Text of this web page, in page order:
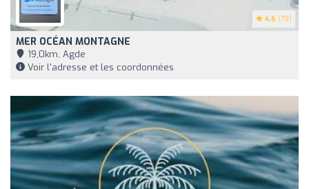
4.6 (79)
MER OCÉAN MONTAGNE
19,0km, Agde
Voir l'adresse et les coordonnées